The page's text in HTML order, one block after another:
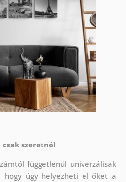
csak szeretné!
függetlenül univerzálisak
hogy úgy helyezheti el őket a